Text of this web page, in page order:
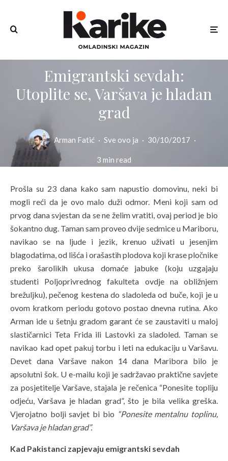
Emigrantski sevdah:
Utoplite se, Varšava je hladan
grad
Arman Fatić · Sve ovo ja · 30/10/2017 ·
3 min read
Prošla su 23 dana kako sam napustio domovinu, neki bi
mogli reći da je ovo malo duži odmor. Meni koji sam od
prvog dana svjestan da se ne želim vratiti, ovaj period je bio
šokantno dug. Taman sam proveo dvije sedmice u Mariboru,
navikao se na ljude i jezik, krenuo uživati u jesenjim
blagodatima, od lišća i orašastih plodova koji krase pločnike
preko šarolikih ukusa domaće jabuke (koju uzgajaju
studenti Poljoprivrednog fakulteta ovdje na obližnjem
brežuljku), pečenog kestena do sladoleda od buče, koji je u
ovom kratkom periodu gotovo postao dnevna rutina. Ako
Arman ide u šetnju gradom garant će se zaustaviti u maloj
slastičarnici Teta Frida ili Lastovki za sladoled. Taman se
navikao kad opet pakuj torbu i leti na edukaciju u Varšavu.
Devet dana Varšave nakon 14 dana Maribora bilo je
apsolutni šok. U e-mailu koji je sadržavao praktične savjete
za posjetitelje Varšave, stajala je rečenica “Ponesite topliju
odjeću, Varšava je hladan grad”, što je bila velika greška.
Vjerojatno bolji savjet bi bio “Ponesite mentalnu toplinu,
Varšava je hladan grad”.
Kad Pakistanci zapjevaju emigrantski sevdah